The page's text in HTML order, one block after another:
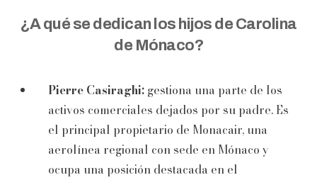
¿A qué se dedican los hijos de Carolina
de Mónaco?
Pierre Casiraghi: gestiona una parte de los
activos comerciales dejados por su padre. Es
el principal propietario de Monacair, una
aerolínea regional con sede en Mónaco y
ocupa una posición destacada en el